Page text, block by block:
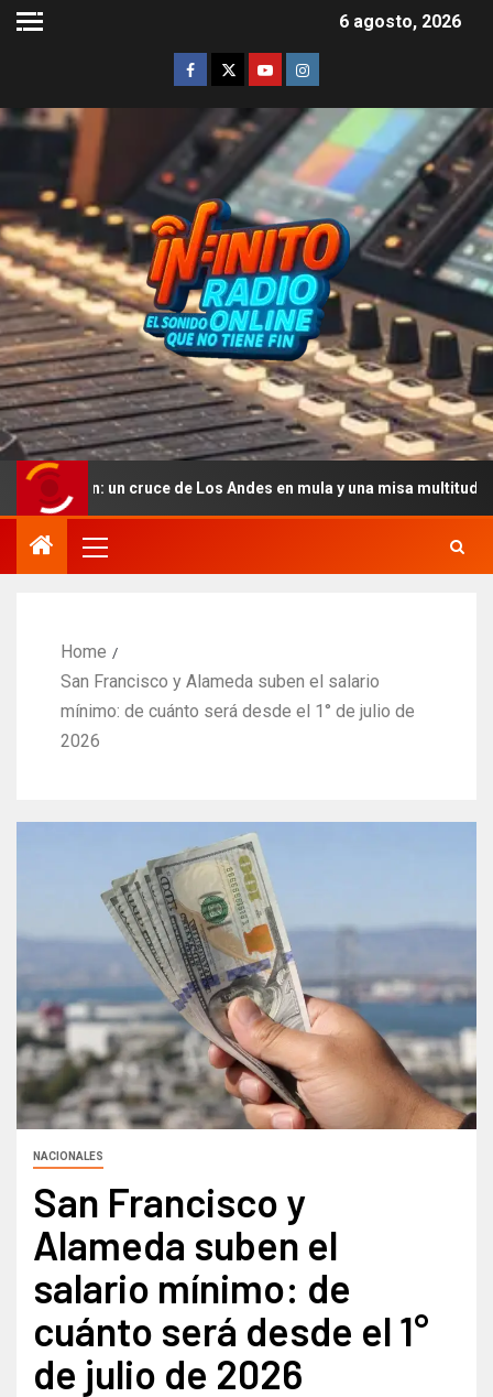
6 agosto, 2026
cruce de Los Andes en mula y una misa multitudinaria
Home
San Francisco y Alameda suben el salario
mínimo: de cuánto será desde el 1° de julio de
2026
NACIONALES
San Francisco y
Alameda suben el
salario mínimo: de
cuánto será desde el 1°
de julio de 2026